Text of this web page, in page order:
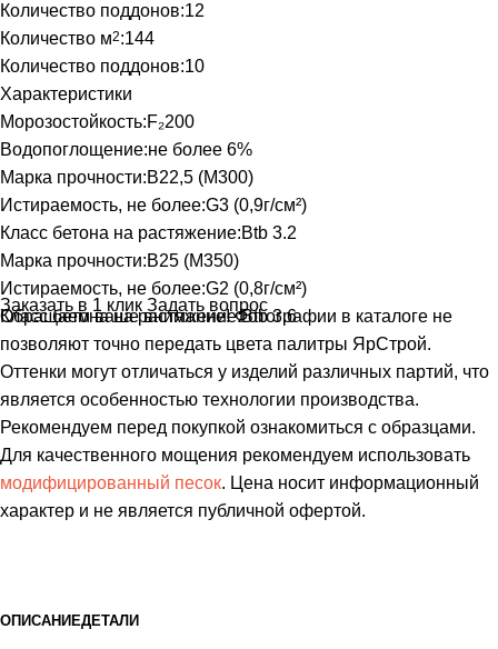
Количество поддонов:12
Количество м2:144
Количество поддонов:10
Характеристики
Морозостойкость:F₂200
Водопоглощение:не более 6%
Марка прочности:В22,5 (М300)
Истираемость, не более:G3 (0,9г/см²)
Класс бетона на растяжение:Btb 3.2
Марка прочности:В25 (М350)
Истираемость, не более:G2 (0,8г/см²)
Класс бетона на растяжение:Btb 3.6
Заказать в 1 клик Задать вопрос
Обращаем ваше внимание!Фотографии в каталоге не
позволяют точно передать цвета палитры ЯрСтрой.
Оттенки могут отличаться у изделий различных партий, что
является особенностью технологии производства.
Рекомендуем перед покупкой ознакомиться с образцами.
Для качественного мощения рекомендуем использовать
модифицированный песок. Цена носит информационный
характер и не является публичной офертой.
ОПИСАНИЕДЕТАЛИ